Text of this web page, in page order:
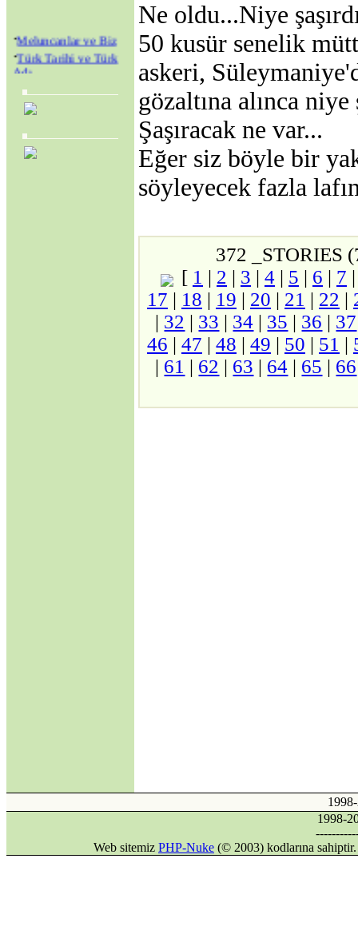
·Meluncanlar ve Biz
·Türk Tarihi ve Türk
Adı
Amerikan Genç
Hristiyanlar Cemiyeti
(Y.M.C.A.) ve
Amerikan Kolejleri
SEVR YASALARI
MECLİS’TEN
FİKİRLERİ
Din Anlayışı ve İslama
Bakışı
Ne oldu...Niye
50 kusür senelik
askeri,
gözaltına alınca
Şaşıracak ne var...
Eğer siz böyle bir
söyleyecek fazla
372 _STORIES
[ 1 | 2 | 3 | 4 | 5 | 6 | 7
17 | 18 | 19 | 20 | 21 | 22 |
| 32 | 33 | 34 | 35 | 36 | 37
46 | 47 | 48 | 49 | 50 | 51 |
| 61 | 62 | 63 | 64 | 65 | 66
1998-
Web sitemiz PHP-Nuke (© 2003) kodlarına